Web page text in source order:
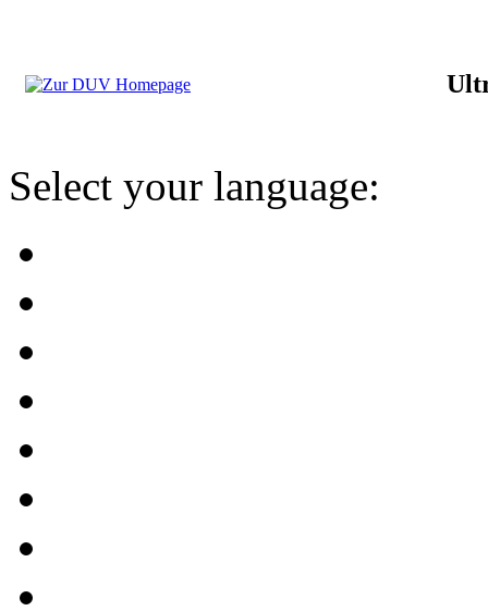
Select your language: